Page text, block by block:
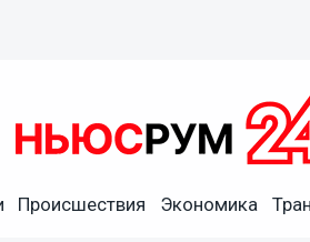
Происшествия Экономика
введут в